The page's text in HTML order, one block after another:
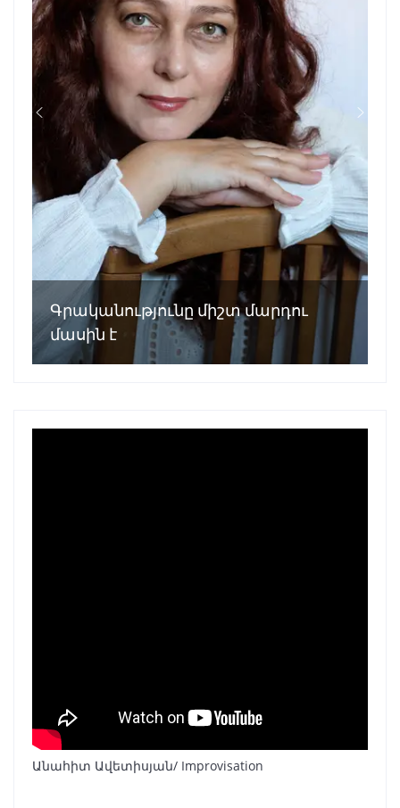
Գրականությունը միշտ մարդու
մասին է
Անահիտ Ավետիսյան/ Improvisation